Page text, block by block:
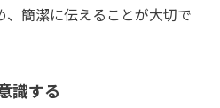
簡潔に伝えることが大切で
識する